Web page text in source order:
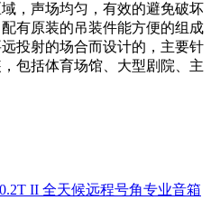
，声场均匀，有效的避免破坏
有原装的吊装件能方便的组成
投射的场合而设计的，主要针
包括体育场馆、大型剧院、主
II 全天候远程号角专业音箱